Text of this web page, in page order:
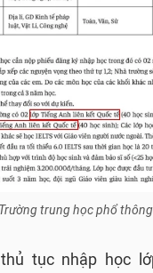
trung học phổ
tục nhập học